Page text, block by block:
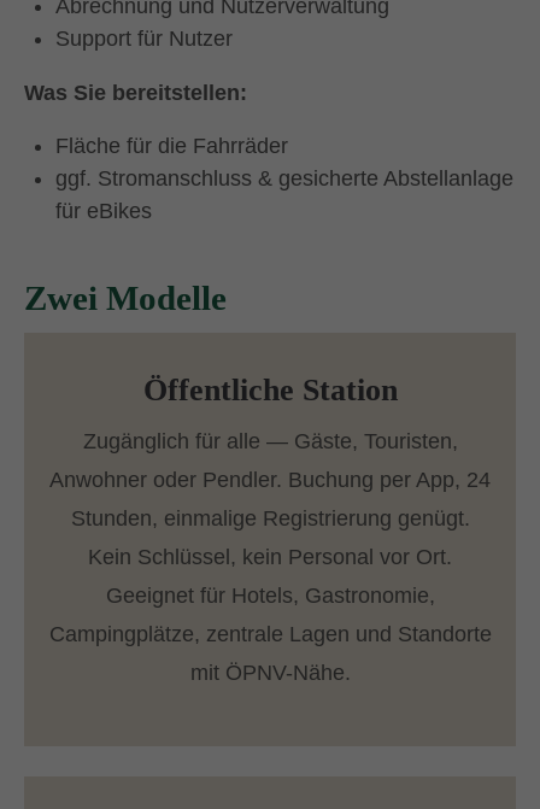
Abrechnung und Nutzerverwaltung
Support für Nutzer
Was Sie bereitstellen:
Fläche für die Fahrräder
ggf. Stromanschluss & gesicherte Abstellanlage
für eBikes
Zwei Modelle
Öffentliche Station
Zugänglich für alle — Gäste, Touristen,
Anwohner oder Pendler. Buchung per App, 24
Stunden, einmalige Registrierung genügt.
Kein Schlüssel, kein Personal vor Ort.
Geeignet für Hotels, Gastronomie,
Campingplätze, zentrale Lagen und Standorte
mit ÖPNV-Nähe.